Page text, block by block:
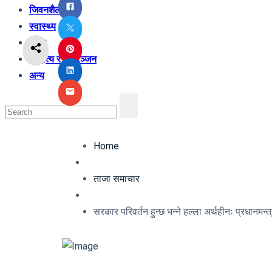
जिवनशैली
स्वास्थ्य
शिक्षा
साहित्य र मनोरञ्जन
अन्य
Home
ताजा समाचार
सरकार परिवर्तन हुन्छ भन्ने हल्ला अर्थहीनः